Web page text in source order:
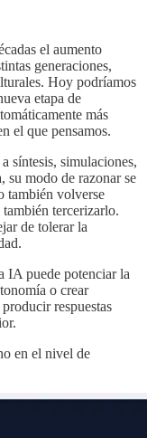
el aumento
generaciones,
Hoy podríamos
etapa de
más
el que pensamos.
síntesis, simulaciones,
su modo de razonar se
también volverse
tercerizarlo.
de tolerar la
IA puede potenciar la
o crear
respuestas
en el nivel de